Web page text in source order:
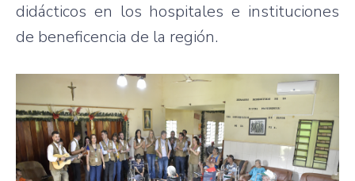
didácticos en los hospitales e instituciones
de beneficencia de la región.